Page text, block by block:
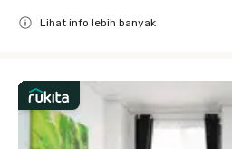
Lihat info lebih banyak